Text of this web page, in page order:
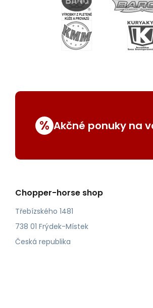
% Akčné ponuky na
Chopper-horse shop
Třebízského 1481
738 01 Frýdek-Místek
Česká republika